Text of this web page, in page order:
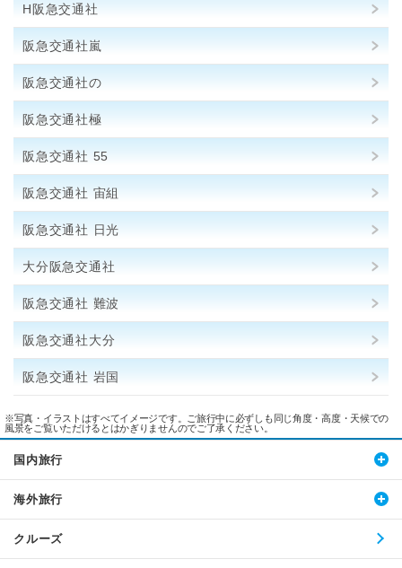
H阪急交通社
阪急交通社嵐
阪急交通社の
阪急交通社極
阪急交通社 55
阪急交通社 宙組
阪急交通社 日光
大分阪急交通社
阪急交通社 難波
阪急交通社大分
阪急交通社 岩国
※写真・イラストはすべてイメージです。ご旅行中に必ずしも同じ角度・高度・天候での
風景をご覧いただけるとはかぎりませんのでご了承ください。
国内旅行
海外旅行
クルーズ